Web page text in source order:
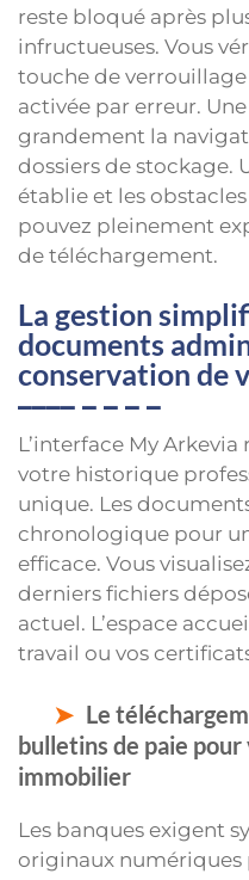
reste bloqué après
infructueuses. Vous
touche de verrouillage
activée par erreur.
grandement la
dossiers de stockage.
établie et les
pouvez pleinement
de téléchargement.
La gestion
documents
conservation de
L’interface My
votre historique
unique. Les
chronologique pour
efficace. Vous
derniers fichiers
actuel. L’espace
travail ou vos
Le
bulletins de paie
immobilier
Les banques exigent
originaux numériques